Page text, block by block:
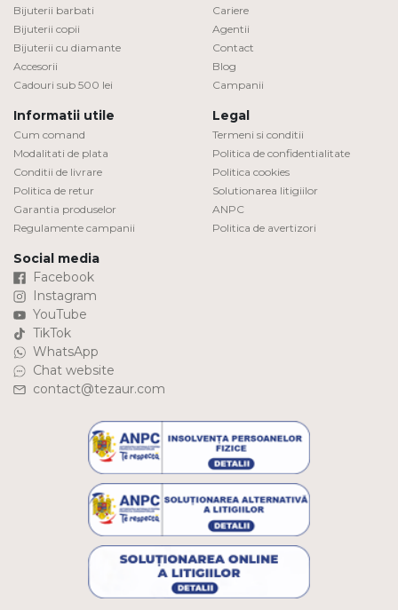
Bijuterii barbati
Bijuterii copii
Bijuterii cu diamante
Accesorii
Cadouri sub 500 lei
Cariere
Agentii
Contact
Blog
Campanii
Informatii utile
Cum comand
Modalitati de plata
Conditii de livrare
Politica de retur
Garantia produselor
Regulamente campanii
Legal
Termeni si conditii
Politica de confidentialitate
Politica cookies
Solutionarea litigiilor
ANPC
Politica de avertizori
Social media
Facebook
Instagram
YouTube
TikTok
WhatsApp
Chat website
contact@tezaur.com